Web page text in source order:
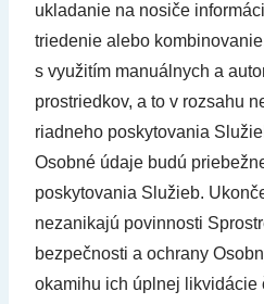
ukladanie na nosiče
triedenie alebo
s využitím manuálnych a
prostriedkov, a to v rozsahu
riadneho poskytovania
Osobné údaje budú
poskytovania Služieb.
nezanikajú povinnosti
bezpečnosti a ochrany
okamihu ich úplnej likvidácie